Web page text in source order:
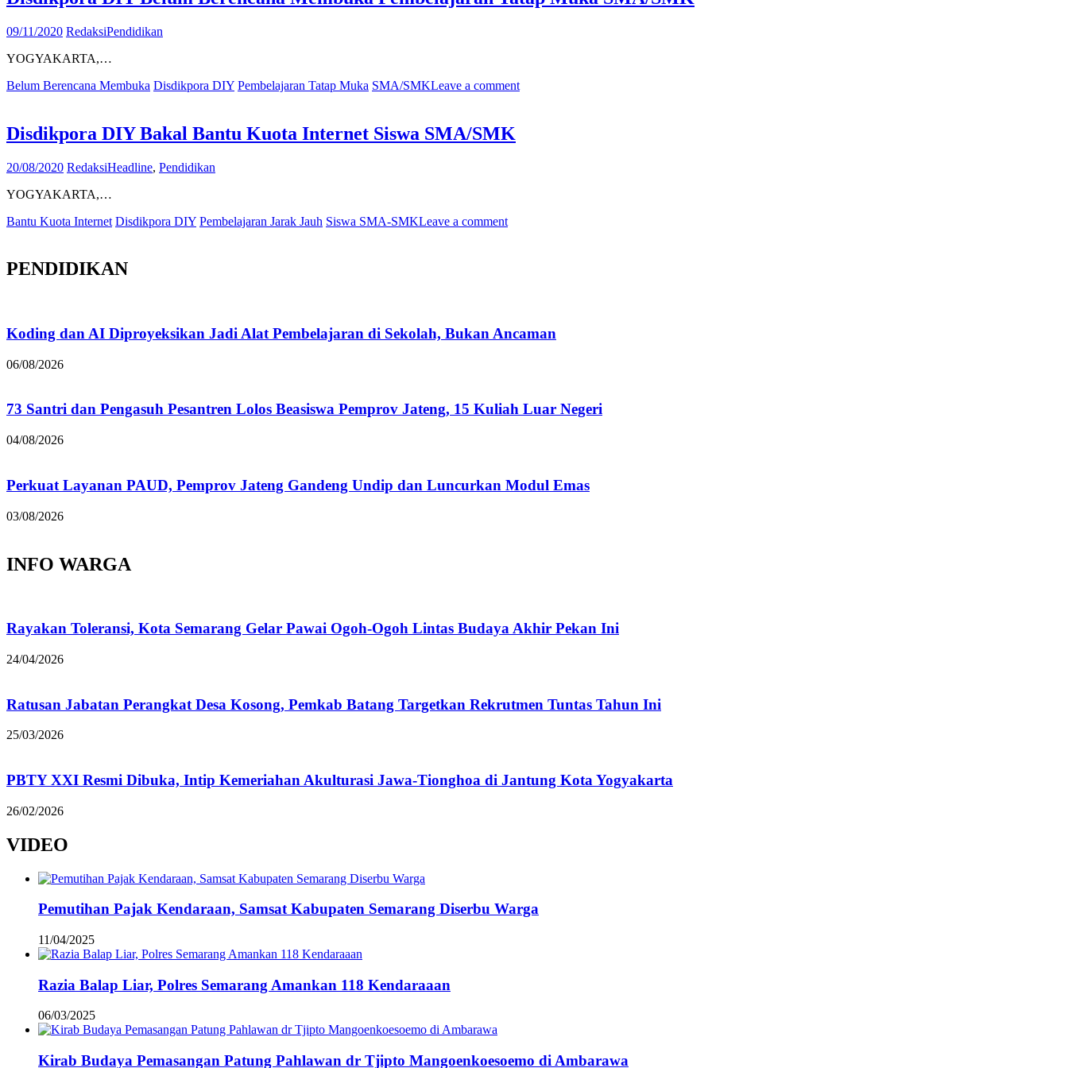
09/11/2020 RedaksiPendidikan
YOGYAKARTA,…
Belum Berencana Membuka Disdikpora DIY Pembelajaran Tatap Muka SMA/SMKLeave a comment
Disdikpora DIY Bakal Bantu Kuota Internet Siswa SMA/SMK
20/08/2020 RedaksiHeadline, Pendidikan
YOGYAKARTA,…
Bantu Kuota Internet Disdikpora DIY Pembelajaran Jarak Jauh Siswa SMA-SMKLeave a comment
PENDIDIKAN
Koding dan AI Diproyeksikan Jadi Alat Pembelajaran di Sekolah, Bukan Ancaman
06/08/2026
73 Santri dan Pengasuh Pesantren Lolos Beasiswa Pemprov Jateng, 15 Kuliah Luar Negeri
04/08/2026
Perkuat Layanan PAUD, Pemprov Jateng Gandeng Undip dan Luncurkan Modul Emas
03/08/2026
INFO WARGA
Rayakan Toleransi, Kota Semarang Gelar Pawai Ogoh-Ogoh Lintas Budaya Akhir Pekan Ini
24/04/2026
Ratusan Jabatan Perangkat Desa Kosong, Pemkab Batang Targetkan Rekrutmen Tuntas Tahun Ini
25/03/2026
PBTY XXI Resmi Dibuka, Intip Kemeriahan Akulturasi Jawa-Tionghoa di Jantung Kota Yogyakarta
26/02/2026
VIDEO
Pemutihan Pajak Kendaraan, Samsat Kabupaten Semarang Diserbu Warga
11/04/2025
Razia Balap Liar, Polres Semarang Amankan 118 Kendaraaan
06/03/2025
Kirab Budaya Pemasangan Patung Pahlawan dr Tjipto Mangoenkoesoemo di Ambarawa